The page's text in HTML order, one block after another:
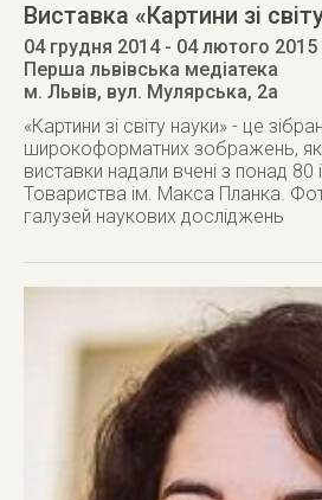
Виставка «Картини зі
04 грудня 2014- 04 лютого 2015
Перша львівська медіатека
м. Львів, вул. Мулярська, 2а
«Картини зі світу науки» - це
широкоформатних зображень,
виставки надали вчені з понад 80
Товариства ім. Макса Планка.
галузей наукових досліджень